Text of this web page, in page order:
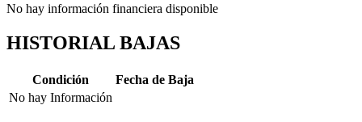
No hay información financiera disponible
HISTORIAL BAJAS
Condición
Fecha de Baja
No hay Información